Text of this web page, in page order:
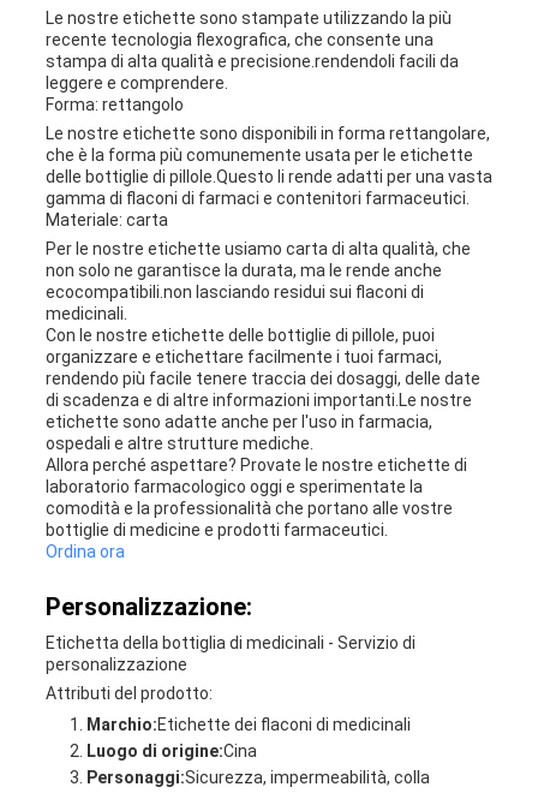
Le nostre etichette sono stampate utilizzando la più
recente tecnologia flexografica, che consente una
stampa di alta qualità e precisione.rendendoli facili da
leggere e comprendere.
Forma: rettangolo
Le nostre etichette sono disponibili in forma rettangolare,
che è la forma più comunemente usata per le etichette
delle bottiglie di pillole.Questo li rende adatti per una vasta
gamma di flaconi di farmaci e contenitori farmaceutici.
Materiale: carta
Per le nostre etichette usiamo carta di alta qualità, che
non solo ne garantisce la durata, ma le rende anche
ecocompatibili.non lasciando residui sui flaconi di
medicinali.
Con le nostre etichette delle bottiglie di pillole, puoi
organizzare e etichettare facilmente i tuoi farmaci,
rendendo più facile tenere traccia dei dosaggi, delle date
di scadenza e di altre informazioni importanti.Le nostre
etichette sono adatte anche per l'uso in farmacia,
ospedali e altre strutture mediche.
Allora perché aspettare? Provate le nostre etichette di
laboratorio farmacologico oggi e sperimentate la
comodità e la professionalità che portano alle vostre
bottiglie di medicine e prodotti farmaceutici.
Ordina ora
Personalizzazione:
Etichetta della bottiglia di medicinali - Servizio di
personalizzazione
Attributi del prodotto:
Marchio:Etichette dei flaconi di medicinali
Luogo di origine:Cina
Personaggi:Sicurezza, impermeabilità, colla